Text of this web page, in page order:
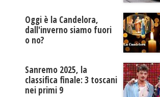
Oggi è la Candelora,
dall'inverno siamo fuori
o no?
Sanremo 2025, la
classifica finale: 3 toscani
nei primi 9